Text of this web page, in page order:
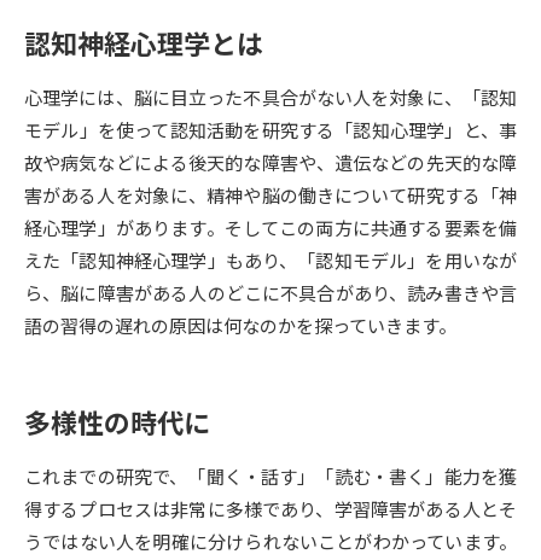
オープンキャンパスなどを調べる
オープンキャンパス検索 実施プログラムから探す
来場型・Web型イベント特集 夢ナビライブ
併願校選び 受験スケジュールを立てよう
認知神経心理学とは
心理学には、脳に目立った不具合がない人を対象に、「認知
モデル」を使って認知活動を研究する「認知心理学」と、事
故や病気などによる後天的な障害や、遺伝などの先天的な障
害がある人を対象に、精神や脳の働きについて研究する「神
経心理学」があります。そしてこの両方に共通する要素を備
えた「認知神経心理学」もあり、「認知モデル」を用いなが
ら、脳に障害がある人のどこに不具合があり、読み書きや言
語の習得の遅れの原因は何なのかを探っていきます。
多様性の時代に
これまでの研究で、「聞く・話す」「読む・書く」能力を獲
得するプロセスは非常に多様であり、学習障害がある人とそ
うではない人を明確に分けられないことがわかっています。